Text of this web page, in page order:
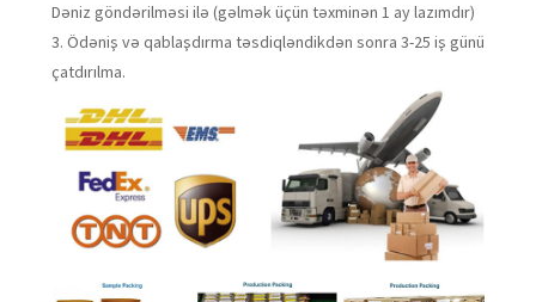
Dəniz göndərilməsi ilə (gəlmək üçün təxminən 1 ay lazımdır)
3. Ödəniş və qablaşdırma təsdiqləndikdən sonra 3-25 iş günü
çatdırılma.